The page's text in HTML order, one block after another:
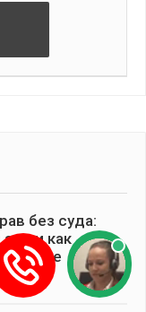
без суда:
и как